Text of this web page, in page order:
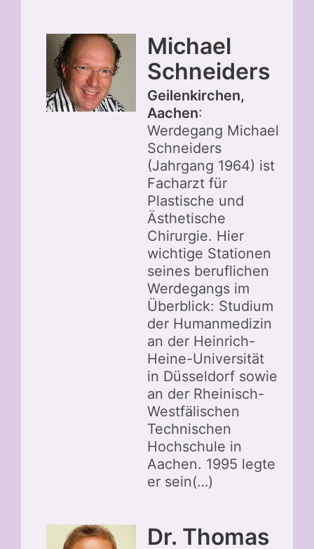
Michael
Schneiders
Geilenkirchen,
Aachen:
Werdegang Michael
Schneiders
(Jahrgang 1964) ist
Facharzt für
Plastische und
Ästhetische
Chirurgie. Hier
wichtige Stationen
seines beruflichen
Werdegangs im
Überblick: Studium
der Humanmedizin
an der Heinrich-
Heine-Universität
in Düsseldorf sowie
an der Rheinisch-
Westfälischen
Technischen
Hochschule in
Aachen. 1995 legte
er sein(…)
Dr. Thomas